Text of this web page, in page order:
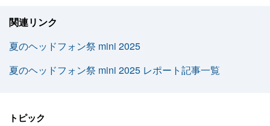
関連リンク
夏のヘッドフォン祭 mini 2025
夏のヘッドフォン祭 mini 2025 レポート記事一覧
トピック